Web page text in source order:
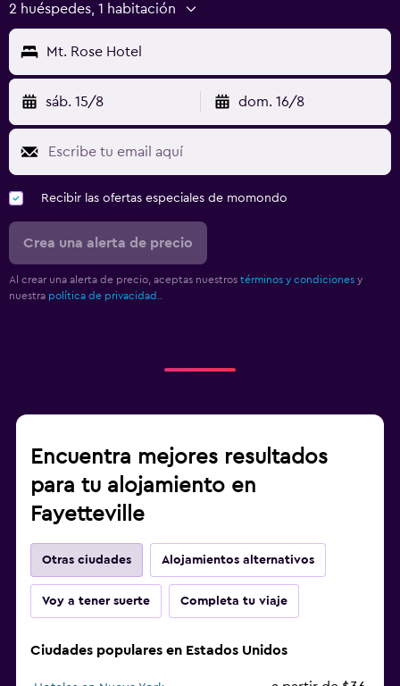
2 huéspedes, 1 habitación
Mt. Rose Hotel
sáb. 15/8 dom. 16/8
Recibir las ofertas especiales de momondo
Crea una alerta de precio
Al crear una alerta de precio, aceptas nuestros términos y condiciones y
nuestra política de privacidad.
Encuentra mejores resultados
para tu alojamiento en
Fayetteville
Otras ciudades Alojamientos alternativos
Voy a tener suerte Completa tu viaje
Ciudades populares en Estados Unidos